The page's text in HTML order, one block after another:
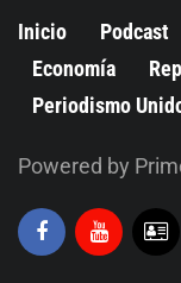
Inicio Podcast
Economía
Periodismo
Powered by